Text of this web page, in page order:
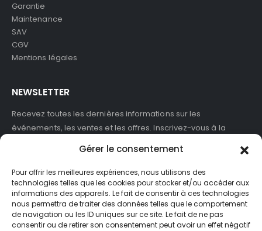
Gérer le consentement
Pour offrir les meilleures expériences, nous utilisons des
technologies telles que les cookies pour stocker et/ou accéder aux
informations des appareils. Le fait de consentir à ces technologies
nous permettra de traiter des données telles que le comportement
de navigation ou les ID uniques sur ce site. Le fait de ne pas
consentir ou de retirer son consentement peut avoir un effet négatif
Garantie
Maintenance
SAV
CGV
Mentions légales
NEWSLETTER
Recevez toutes les dernières informations sur les
événements, les ventes et les offres. Inscrivez-vous à la
J'accepte de recevoir des newsletters et des informations
marketing de ASB France.